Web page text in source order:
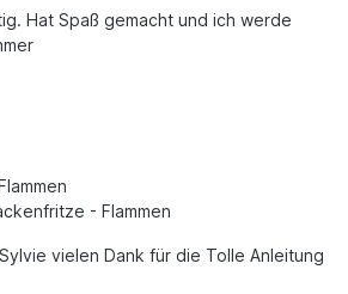
Hat Spaß gemacht und ich werde
- Flammen
vielen Dank für die Tolle Anleitung